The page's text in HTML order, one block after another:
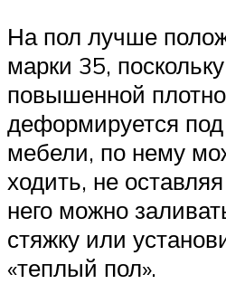
На пол лучше
марки 35,
повышенной
деформируется
мебели, по нему
ходить, не
него можно
стяжку или
«теплый пол».